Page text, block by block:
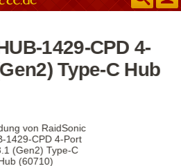
1429-CPD 4-
Type-C Hub